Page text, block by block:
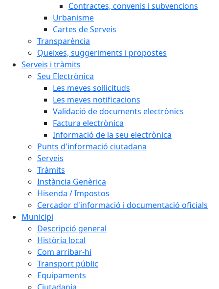
Contractes, convenis i subvencions
Urbanisme
Cartes de Serveis
Transparència
Queixes, suggeriments i propostes
Serveis i tràmits
Seu Electrònica
Les meves sol·licituds
Les meves notificacions
Validació de documents electrònics
Factura electrònica
Informació de la seu electrònica
Punts d'informació ciutadana
Serveis
Tràmits
Instància Genèrica
Hisenda / Impostos
Cercador d'informació i documentació oficials
Municipi
Descripció general
Història local
Com arribar-hi
Transport públic
Equipaments